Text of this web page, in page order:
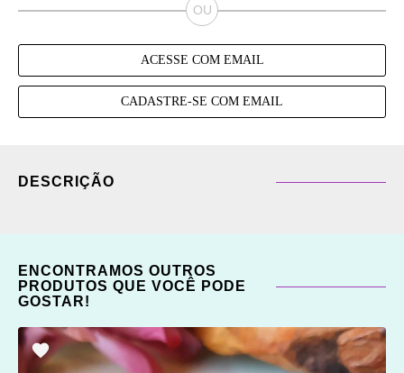
ACESSE COM EMAIL
CADASTRE-SE COM EMAIL
DESCRIÇÃO
ENCONTRAMOS OUTROS
PRODUTOS QUE VOCÊ PODE
GOSTAR!
ADICIONAR